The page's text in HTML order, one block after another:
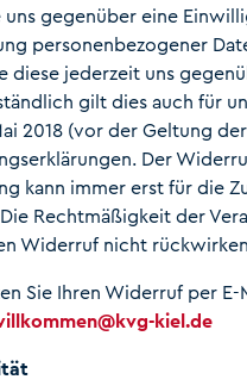
uns gegenüber eine
personenbezogener
diese jederzeit uns
gilt dies auch für
2018 (vor der Geltung
Der
kann immer erst für die
Rechtmäßigkeit der
Widerruf nicht
Sie Ihren Widerruf per E-
@kvg-kiel.de